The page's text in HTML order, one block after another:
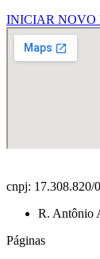
INICIAR NOVO
cnpj: 17.308.820/
R. Antônio
Páginas